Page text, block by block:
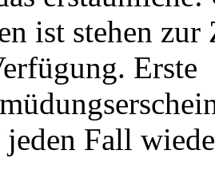
ist stehen
Erste
Fall